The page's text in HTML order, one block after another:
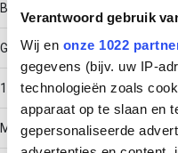
Verantwoord gebruik
Wij en onze 1022
gegevens (bijv. uw IP-
technologieën zoals
apparaat op te slaan en
gepersonaliseerde
Bandverzinkt (sendzimir
Gewicht
1.1461
Materiaaldikte